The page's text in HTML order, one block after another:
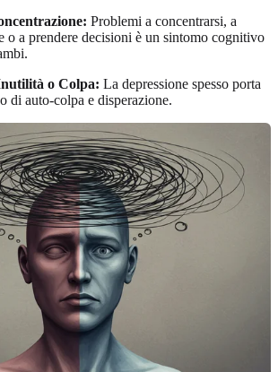
Problemi a concentrarsi, a
o a prendere decisioni è un sintomo cognitivo
o Colpa: La depressione spesso porta
di auto-colpa e disperazione.